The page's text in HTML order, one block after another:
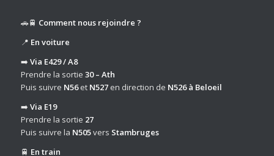
🚗🚆 Comment nous rejoindre ?
📍 En voiture
➡️ Via E429 / A8
Prendre la sortie 30 – Ath
Puis suivre N56et N527en direction de N526 à Beloeil
➡️ Via E19
Prendre la sortie 27
Puis suivre la N505vers Stambruges
🚆 En train